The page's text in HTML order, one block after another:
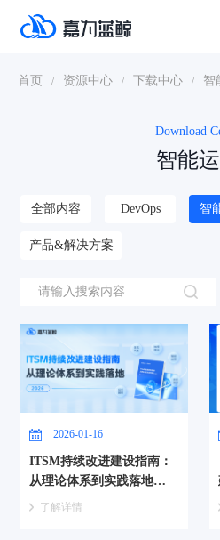
首页 / 资源中心 / 下载中心 / 智
Download
智能
全部内容 DevOps 智
产品&解决方案
2026-01-16
ITSM持续改进建设指南：
从理论体系到实践落地
（2026）
了解详情